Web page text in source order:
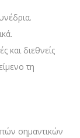
και διεθνείς
τη
σημαντικών